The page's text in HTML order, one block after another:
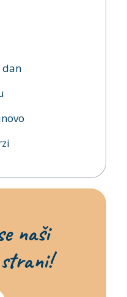
dan
naši